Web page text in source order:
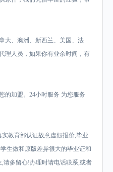
大、澳洲、新西兰、美国、法
理人员，如果你有业余时间，有
的加盟。24小时服务 为您服务
教育部认证故意虚假报价,毕业
生做和原版差异很大的毕业证和
请多留心!办理时请电话联系,或者